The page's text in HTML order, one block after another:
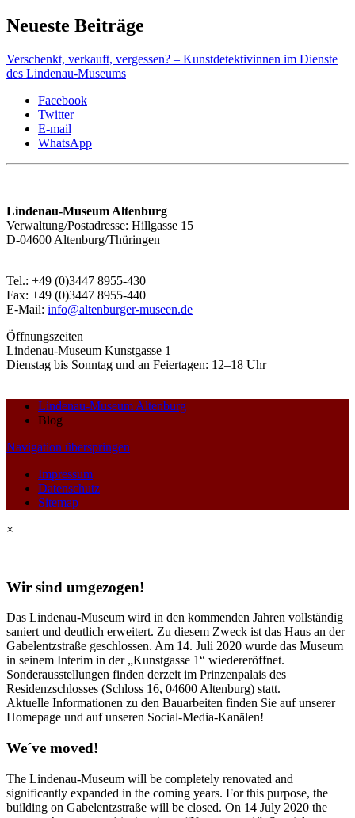
Neueste Beiträge
Verschenkt, verkauft, vergessen? – Kunstdetektivinnen im Dienste
des Lindenau-Museums
Facebook
Twitter
E-mail
WhatsApp
Lindenau-Museum Altenburg
Verwaltung/Postadresse: Hillgasse 15
D-04600 Altenburg/Thüringen
Tel.: +49 (0)3447 8955-430
Fax: +49 (0)3447 8955-440
E-Mail: info@altenburger-museen.de
Öffnungszeiten
Lindenau-Museum Kunstgasse 1
Dienstag bis Sonntag und an Feiertagen: 12–18 Uhr
Lindenau-Museum Altenburg
Blog
Navigation überspringen
Impressum
Datenschutz
Sitemap
×
Wir sind umgezogen!
Das Lindenau-Museum wird in den kommenden Jahren vollständig
saniert und deutlich erweitert. Zu diesem Zweck ist das Haus an der
Gabelentzstraße geschlossen. Am 14. Juli 2020 wurde das Museum
in seinem Interim in der „Kunstgasse 1“ wiedereröffnet.
Sonderausstellungen finden derzeit im Prinzenpalais des
Residenzschlosses (Schloss 16, 04600 Altenburg) statt.
Aktuelle Informationen zu den Bauarbeiten finden Sie auf unserer
Homepage und auf unseren Social-Media-Kanälen!
We´ve moved!
The Lindenau-Museum will be completely renovated and
significantly expanded in the coming years. For this purpose, the
building on Gabelentzstraße will be closed. On 14 July 2020 the